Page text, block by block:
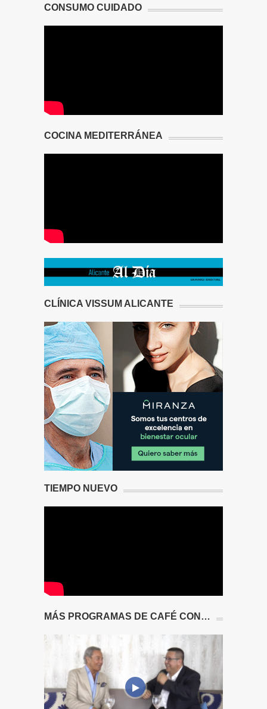
CONSUMO CUIDADO
COCINA MEDITERRÁNEA
CLÍNICA VISSUM ALICANTE
TIEMPO NUEVO
MÁS PROGRAMAS DE CAFÉ CON…